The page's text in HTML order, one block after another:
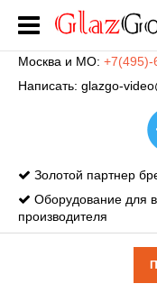
Москва и МО: +7(495)-
Написать: glazgo-
Золотой партнер
Оборудование для
производителя